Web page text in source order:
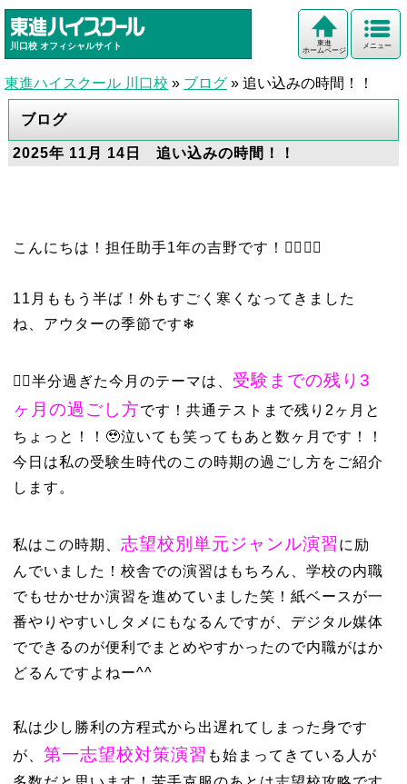
川口校 オフィシャルサイト メニュー
東進
ホームページ
東進ハイスクール 川口校 » ブログ » 追い込みの時間！！
ブログ
2025年 11月 14日 追い込みの時間！！
こんにちは！担任助手1年の吉野です！❤️‍🔥✌🏼
11月ももう半ば！外もすごく寒くなってきました
ね、アウターの季節です❄
👆🏼半分過ぎた今月のテーマは、 受験までの残り3
ヶ月の過ごし方です！共通テストまで残り2ヶ月と
ちょっと！！🥹泣いても笑ってもあと数ヶ月です！！
今日は私の受験生時代のこの時期の過ごし方をご紹介
します。
私はこの時期、 志望校別単元ジャンル演習 に励
んでいました！校舎での演習はもちろん、学校の内職
でもせかせか演習を進めていました笑！紙ベースが一
番やりやすいしタメにもなるんですが、デジタル媒体
でできるのが便利でまとめやすかったので内職がはか
どるんですよねー^^
私は少し勝利の方程式から出遅れてしまった身です
が、 第一志望校対策演習 も始まってきている人が